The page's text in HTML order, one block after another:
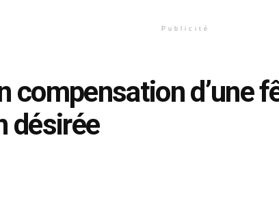
Publicité
compensation d’une
désirée